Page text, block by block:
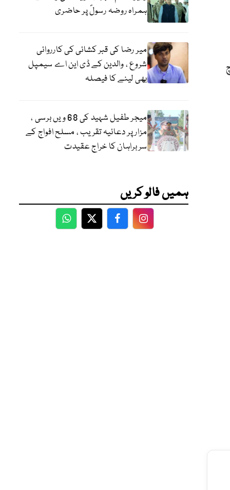
ہمراہ روضہ رسولؐ پر حاضری
میر رضا کی قبر کشائی کی کارروائی
شروع ، والدین کے ڈی این اے سیمپل
بھی لینے کا فیصلہ
میجر طفیل شہید کی 68 ویں برسی ،
مزار پر دعائیہ تقریب ، مسلح افواج کے
سربراہان کا خراج عقیدت
ہمیں فالو کریں
WhatsApp
TwitterFacebookFacebook